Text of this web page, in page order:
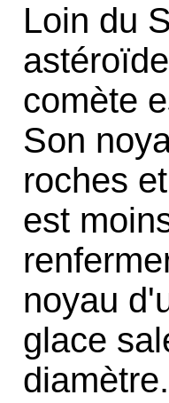
Loin du
comète
Son
roches
est
noyau
glace
diamètre.